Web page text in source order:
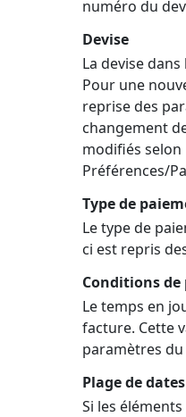
numéro du
Devise
La devise
Pour une
reprise des
changement
modifiés selon
Préférences/
Type de
Le type de
ci est repris
Conditions
Le temps en
facture. Cette
paramètres
Plage de dates
Si les